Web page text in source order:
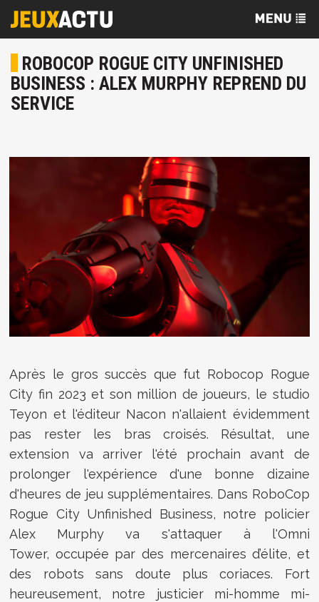
ROBOCOP ROGUE CITY UNFINISHED
BUSINESS : ALEX MURPHY REPREND DU
SERVICE
Après le gros succès que fut Robocop Rogue
City fin 2023 et son million de joueurs, le studio
Teyon et l'éditeur Nacon n'allaient évidemment
pas rester les bras croisés. Résultat, une
extension va arriver l'été prochain avant de
prolonger l'expérience d'une bonne dizaine
d'heures de jeu supplémentaires. Dans RoboCop
Rogue City Unfinished Business, notre policier
Alex Murphy va s'attaquer à l'Omni
Tower, occupée par des mercenaires d’élite, et
des robots sans doute plus coriaces. Fort
heureusement, notre justicier mi-homme mi-